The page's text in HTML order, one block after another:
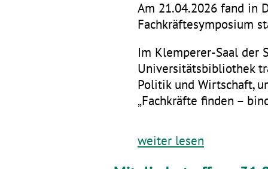
Am 21.04.2026 fand in
Fachkräftesymposium
Im Klemperer-Saal der
Universitätsbibliothek
Politik und Wirtschaft,
„Fachkräfte finden –
weiter lesen